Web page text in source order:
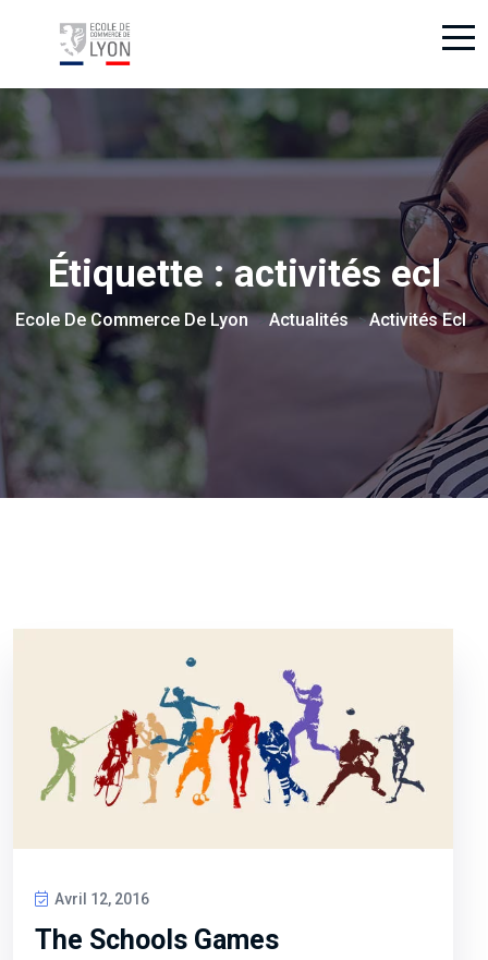
Étiquette :activités ecl
Ecole De Commerce De Lyon >Actualités >Activités Ecl
Avril 12, 2016
The Schools Games